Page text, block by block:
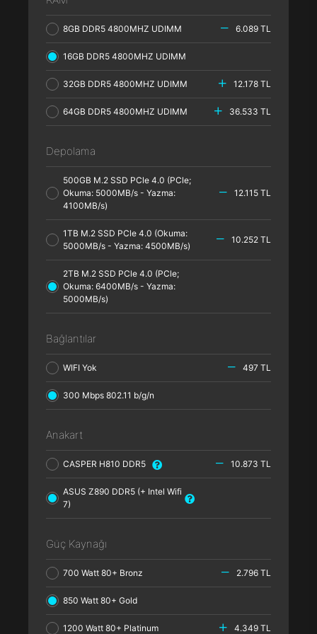
8GB DDR5 4800MHZ UDIMM 6.089 TL
16GB DDR5 4800MHZ UDIMM
32GB DDR5 4800MHZ UDIMM 12.178 TL
64GB DDR5 4800MHZ UDIMM 36.533 TL
Depolama
500GB M.2 SSD PCle 4.0 (PCle;
Okuma: 5000MB/s - Yazma:
4100MB/s)
12.115 TL
1TB M.2 SSD PCle 4.0 (Okuma:
5000MB/s - Yazma: 4500MB/s)
10.252 TL
2TB M.2 SSD PCle 4.0 (PCle;
Okuma: 6400MB/s - Yazma:
5000MB/s)
Bağlantılar
WIFI Yok 497 TL
300 Mbps 802.11 b/g/n
Anakart
CASPER H810 DDR5 10.873 TL
ASUS Z890 DDR5 (+ Intel Wifi
7)
Güç Kaynağı
700 Watt 80+ Bronz 2.796 TL
850 Watt 80+ Gold
1200 Watt 80+ Platinum 4.349 TL